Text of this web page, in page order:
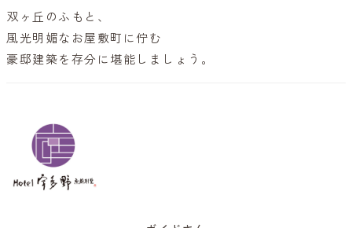
双ヶ丘のふもと、
風光明媚なお屋敷町に佇む
豪邸建築を存分に堪能しましょう。